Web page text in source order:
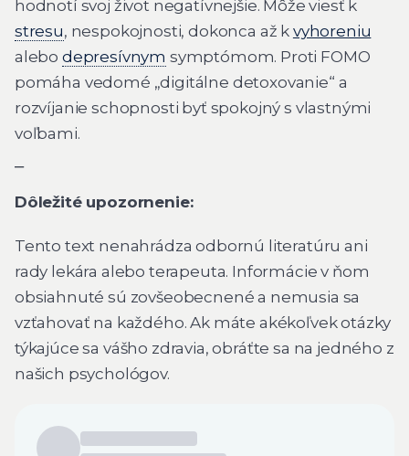
hodnotí svoj život negatívnejšie. Môže viesť k
stresu, nespokojnosti, dokonca až k vyhoreniu
alebo depresívnym symptómom. Proti FOMO
pomáha vedomé „digitálne detoxovanie“ a
rozvíjanie schopnosti byť spokojný s vlastnými
voľbami.
Dôležité upozornenie:
Tento text nenahrádza odbornú literatúru ani
rady lekára alebo terapeuta. Informácie v ňom
obsiahnuté sú zovšeobecnené a nemusia sa
vzťahovať na každého. Ak máte akékoľvek otázky
týkajúce sa vášho zdravia, obráťte sa na jedného z
našich psychológov.